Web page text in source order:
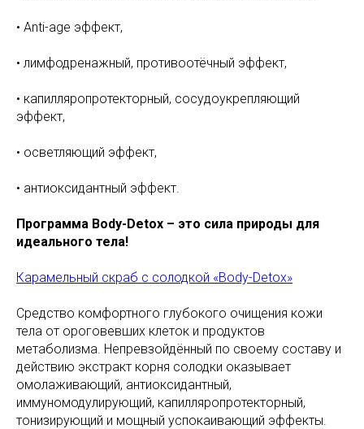
• Anti-age эффект,
• лимфодренажный, противоотёчный эффект,
• капилляропротекторный, сосудоукрепляющий
эффект,
• осветляющий эффект,
• антиоксидантный эффект.
Программа Body-Detox – это сила природы для
идеального тела!
Карамельный скраб с солодкой «Body-Detox»
Средство комфортного глубокого очищения кожи
тела от ороговевших клеток и продуктов
метаболизма. Непревзойдённый по своему составу и
действию экстракт корня солодки оказывает
омолаживающий, антиоксидантный,
иммуномодулирующий, капилляропротекторный,
тонизирующий и мощный успокаивающий эффекты.